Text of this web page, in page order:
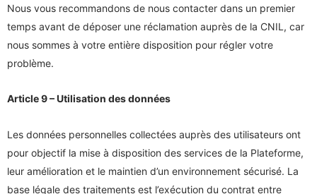
Nous vous recommandons de nous contacter dans un premier
temps avant de déposer une réclamation auprès de la CNIL, car
nous sommes à votre entière disposition pour régler votre
problème.
Article 9 – Utilisation des données
Les données personnelles collectées auprès des utilisateurs ont
pour objectif la mise à disposition des services de la Plateforme,
leur amélioration et le maintien d’un environnement sécurisé. La
base légale des traitements est l’exécution du contrat entre